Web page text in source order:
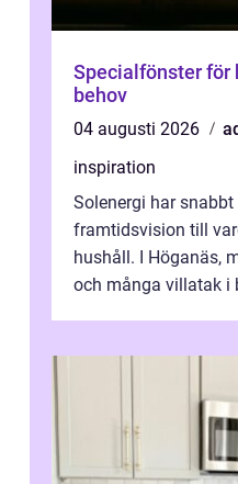
Specialfönster för
behov
04 augusti 2026
inspiration
Solenergi har
framtidsvision till
hushåll. I Höganäs,
och många villatak i